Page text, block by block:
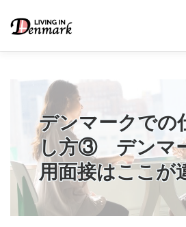
LIFE TIPS
STUDY– 留学関連情報
WORK– デンマークの働き方
デンマークでの
し方③ デンマ
用面接はここが